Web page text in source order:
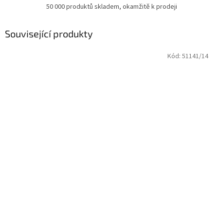
50 000 produktů skladem, okamžitě k prodeji
Související produkty
Kód: 51141/14